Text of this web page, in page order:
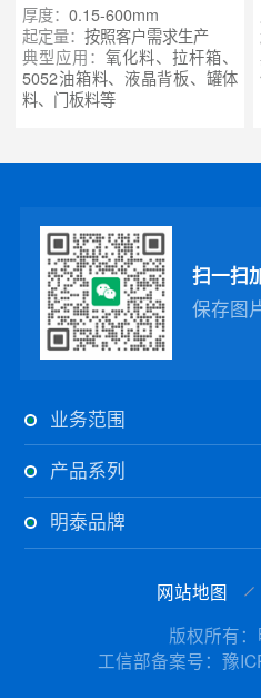
厚度：0.15-600mm
起定量：按照客户需求生产
典型应用：氧化料、拉杆箱、
5052油箱料、液晶背板、罐体
料、门板料等
扫一扫
保存图
业务范围
产品系列
明泰品牌
网站地图
版权所有
工信部备案号：豫